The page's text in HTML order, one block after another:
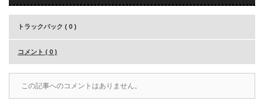
トラックバック ( 0 )
コメント ( 0 )
この記事へのコメントはありません。